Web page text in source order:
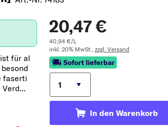
für al
faserti
20,47 €
40,94 €/L
inkl. 20% MwSt., zzgl. Versand
Sofort lieferbar
In den Warenkorb